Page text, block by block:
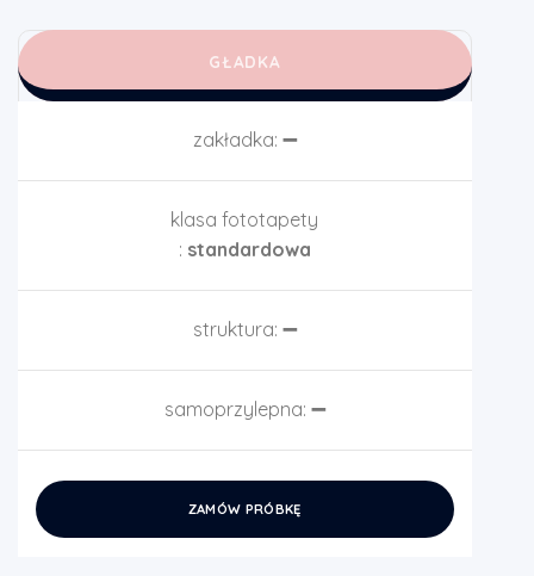
GŁADKA
zakładka: ➖
klasa fototapety
: standardowa
struktura: ➖
samoprzylepna: ➖
ZAMÓW PRÓBKĘ